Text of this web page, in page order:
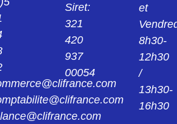
24.0149
2MM 24.0154-21
Siret:
321
420
937
00054
et
8h30-
12h30
/
13h30-
16h30